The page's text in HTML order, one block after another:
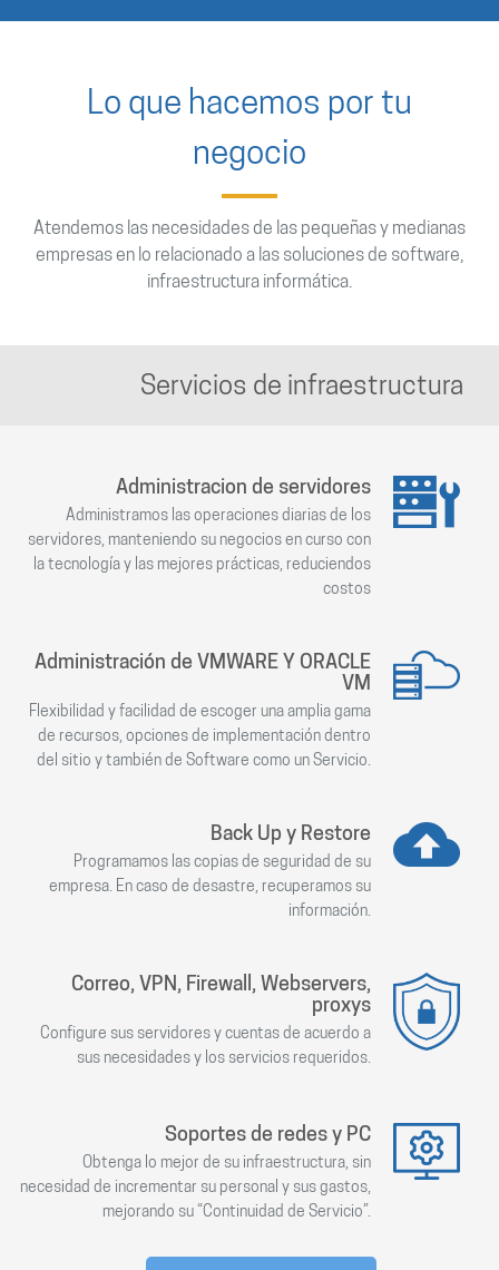
Lo que hacemos por tu
negocio
Atendemos las necesidades de las pequeñas y medianas
empresas en lo relacionado a las soluciones de software,
infraestructura informática.
Servicios de infraestructura
Administracion de servidores
Administramos las operaciones diarias de los
servidores, manteniendo su negocios en curso con
la tecnología y las mejores prácticas, reduciendos
costos
Administración de VMWARE Y ORACLE
VM
Flexibilidad y facilidad de escoger una amplia gama
de recursos, opciones de implementación dentro
del sitio y también de Software como un Servicio.
Back Up y Restore
Programamos las copias de seguridad de su
empresa. En caso de desastre, recuperamos su
información.
Correo, VPN, Firewall, Webservers,
proxys
Configure sus servidores y cuentas de acuerdo a
sus necesidades y los servicios requeridos.
Soportes de redes y PC
Obtenga lo mejor de su infraestructura, sin
necesidad de incrementar su personal y sus gastos,
mejorando su “Continuidad de Servicio”.